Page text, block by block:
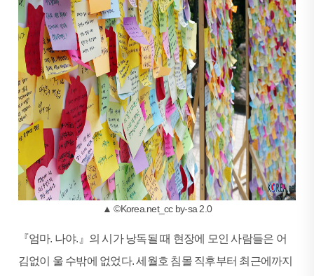
▲ ©Korea.net_cc by-sa 2.0
『엄마. 나야.』의 시가 낭독될 때 현장에 모인 사람들은 어
김없이 울 수밖에 없었다. 세월호 침몰 직후부터 최근에까지